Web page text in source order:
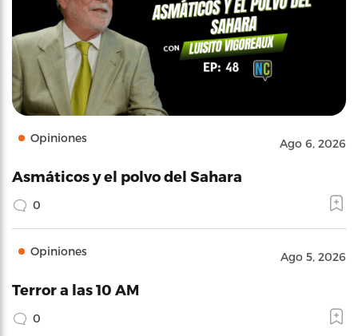
Opiniones Ago 6, 2026
Asmáticos y el polvo del Sahara
0
Opiniones Ago 5, 2026
Terror a las 10 AM
0